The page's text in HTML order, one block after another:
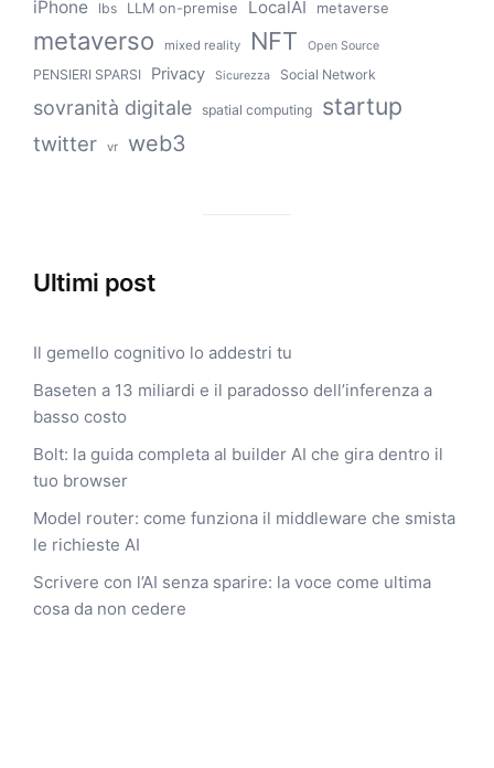
iPhone lbs LLM on-premise LocalAI metaverse
metaverso mixed reality NFT Open Source
PENSIERI SPARSI Privacy Sicurezza Social Network
sovranità digitale spatial computing startup
twitter vr web3
Ultimi post
Il gemello cognitivo lo addestri tu
Baseten a 13 miliardi e il paradosso dell’inferenza a
basso costo
Bolt: la guida completa al builder AI che gira dentro il
tuo browser
Model router: come funziona il middleware che smista
le richieste AI
Scrivere con l’AI senza sparire: la voce come ultima
cosa da non cedere